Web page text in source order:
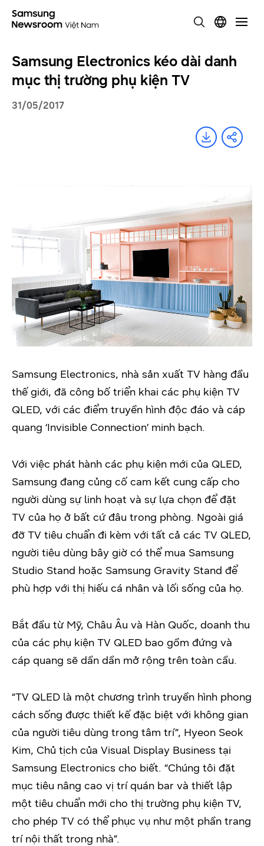
Samsung Electronics kéo dài danh
mục thị trường phụ kiện TV
31/05/2017
Samsung Electronics, nhà sản xuất TV hàng đầu
thế giới, đã công bố triển khai các phụ kiện TV
QLED, với các điểm truyền hình độc đáo và cáp
quang ‘Invisible Connection’ minh bạch.
Với việc phát hành các phụ kiện mới của QLED,
Samsung đang củng cố cam kết cung cấp cho
người dùng sự linh hoạt và sự lựa chọn để đặt
TV của họ ở bất cứ đâu trong phòng. Ngoài giá
đỡ TV tiêu chuẩn đi kèm với tất cả các TV QLED,
người tiêu dùng bây giờ có thể mua Samsung
Studio Stand hoặc Samsung Gravity Stand để
phù hợp với thị hiếu cá nhân và lối sống của họ.
Bắt đầu từ Mỹ, Châu Âu và Hàn Quốc, doanh thu
của các phụ kiện TV QLED bao gồm đứng và
cáp quang sẽ dần dần mở rộng trên toàn cầu.
“TV QLED là một chương trình truyền hình phong
cách sống được thiết kế đặc biệt với không gian
của người tiêu dùng trong tâm trí”, Hyeon Seok
Kim, Chủ tịch của Visual Display Business tại
Samsung Electronics cho biết. “Chúng tôi đặt
mục tiêu nâng cao vị trí quán bar và thiết lập
một tiêu chuẩn mới cho thị trường phụ kiện TV,
cho phép TV có thể phục vụ như một phần trang
trí nội thất trong nhà”.